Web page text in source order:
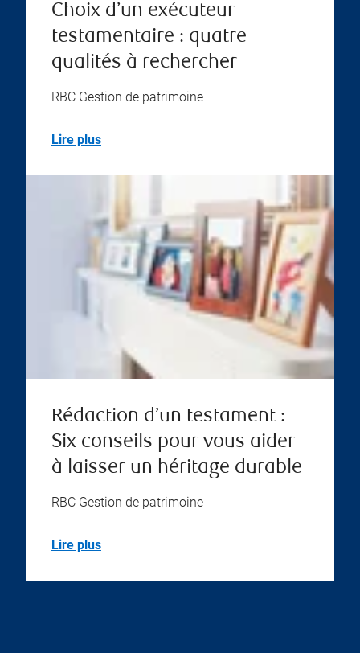
Choix d’un exécuteur
testamentaire : quatre
qualités à rechercher
RBC Gestion de patrimoine
Lire plus
Rédaction d’un testament :
Six conseils pour vous aider
à laisser un héritage durable
RBC Gestion de patrimoine
Lire plus